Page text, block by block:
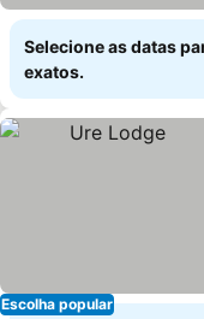
Selecione as datas
exatos.
Escolha popular